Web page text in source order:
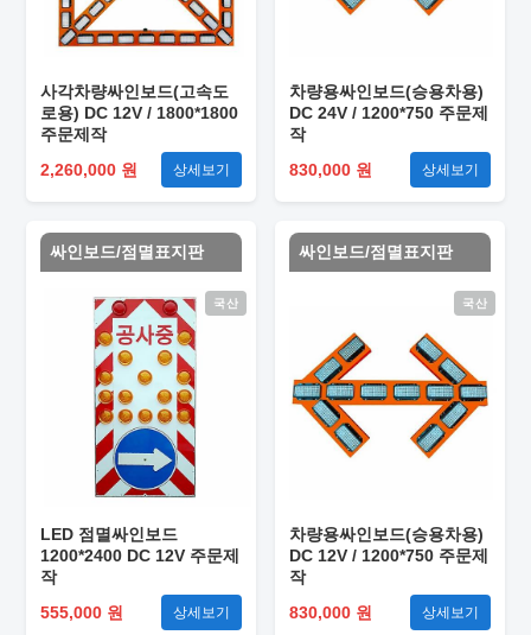
사각차량싸인보드(고속도
로용) DC 12V / 1800*1800
주문제작
2,260,000 원
상세보기
차량용싸인보드(승용차용)
DC 24V / 1200*750 주문제
작
830,000 원
상세보기
싸인보드/점멸표지판
국산
LED 점멸싸인보드
1200*2400 DC 12V 주문제
작
555,000 원
상세보기
싸인보드/점멸표지판
국산
차량용싸인보드(승용차용)
DC 12V / 1200*750 주문제
작
830,000 원
상세보기